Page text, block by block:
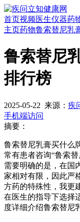
首页视频医生仪器药
主页药物鲁索替尼乳
鲁索替尼
排行榜
2025-05-22 来源： 疾
手机端访问
摘要：
鲁索替尼乳膏买什么
常有患者咨询“鲁索
需要明确的是，在国
家相对有限，因此严
方药的特殊性，我更
在医生的指导下选择
度详细介绍鲁索替尼